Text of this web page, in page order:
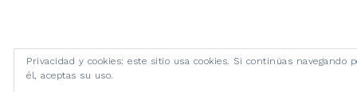
Privacidad y cookies: este sitio usa cookies. Si continúas navegando
él, aceptas su uso.